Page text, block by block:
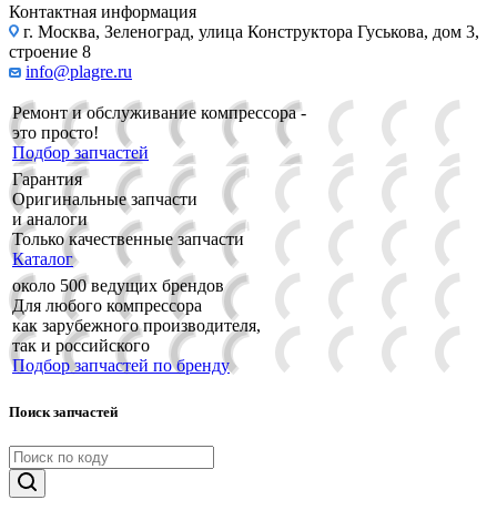
Контактная информация
г. Москва, Зеленоград, улица Конструктора Гуськова, дом 3,
строение 8
info@plagre.ru
Ремонт и обслуживание компрессора -
это просто!
Подбор запчастей
Гарантия
Оригинальные запчасти
и аналоги
Только качественные запчасти
Каталог
около 500 ведущих брендов
Для любого компрессора
как зарубежного производителя,
так и российского
Подбор запчастей по бренду
Поиск запчастей